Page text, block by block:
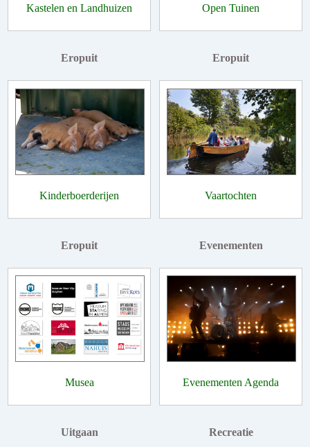
Kastelen en Landhuizen Open Tuinen
Eropuit
Kinderboerderijen
Eropuit
Vaartochten
Eropuit
Musea
Evenementen
Evenementen Agenda
Uitgaan Recreatie